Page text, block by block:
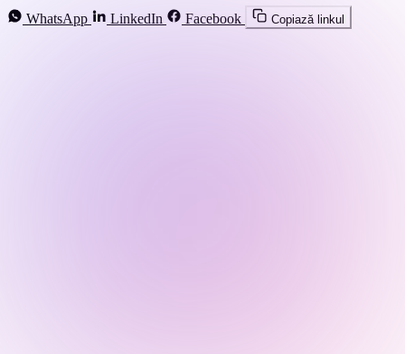
WhatsApp LinkedIn Facebook Copiază linkul